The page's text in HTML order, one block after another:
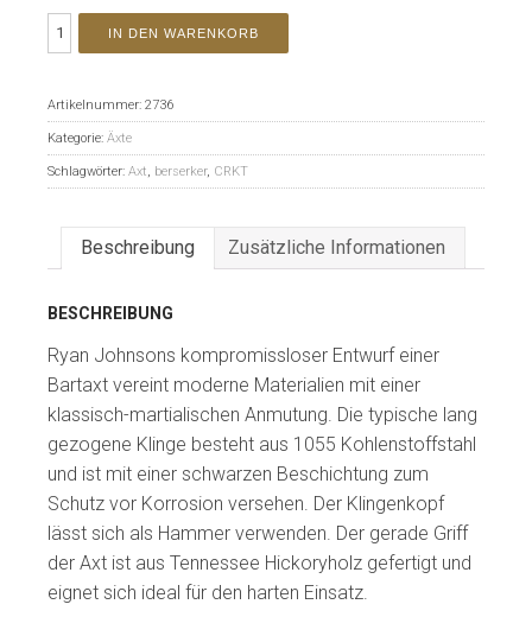
IN DEN WARENKORB
Artikelnummer: 2736
Kategorie: Äxte
Schlagwörter: Axt, berserker, CRKT
Beschreibung Zusätzliche Informationen
BESCHREIBUNG
Ryan Johnsons kompromissloser Entwurf einer
Bartaxt vereint moderne Materialien mit einer
klassisch-martialischen Anmutung. Die typische lang
gezogene Klinge besteht aus 1055 Kohlenstoffstahl
und ist mit einer schwarzen Beschichtung zum
Schutz vor Korrosion versehen. Der Klingenkopf
lässt sich als Hammer verwenden. Der gerade Griff
der Axt ist aus Tennessee Hickoryholz gefertigt und
eignet sich ideal für den harten Einsatz.